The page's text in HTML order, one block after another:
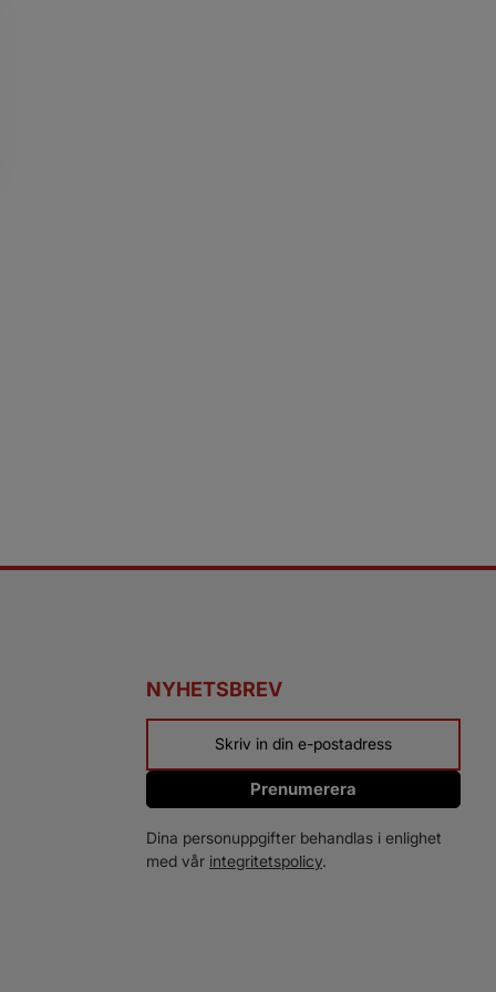
NYHETSBREV
Prenumerera
Dina personuppgifter behandlas i enlighet
med vår integritetspolicy.